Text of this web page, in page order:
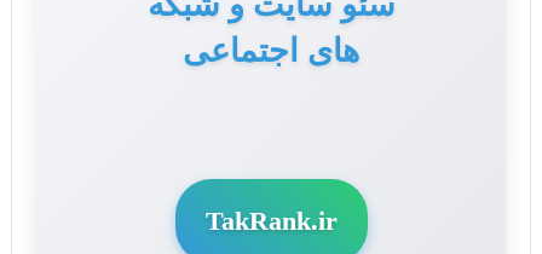
های اجتماعی
تولید محتوا برای سایت
و سوشال مدیا
TakRank.ir